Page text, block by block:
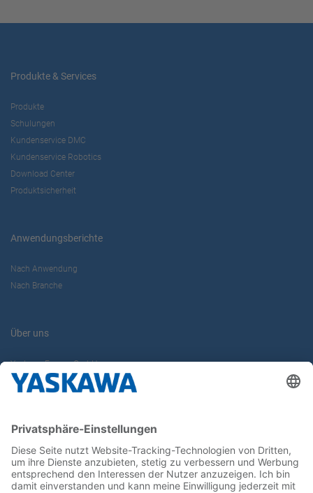
Produkte & Services
Produkte
Schulungen
Kundenservice DMC
Kundenservice Robotics
Download Center
Produktsicherheit
Anwendungsberichte
Nach Anwendung
Nach Branche
Über uns
Yaskawa Europe GmbH
Karriere
Newsletter